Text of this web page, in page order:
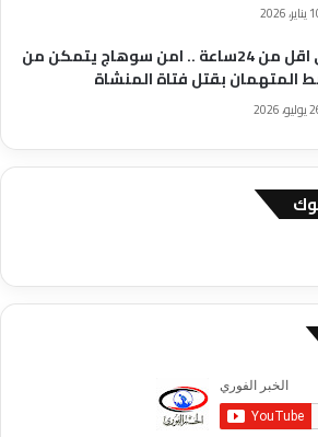
2026
في اقل من 24ساعة .. امن سوهاج يتمكن من
المتهمان بقتل فتاة المنشاة
2026